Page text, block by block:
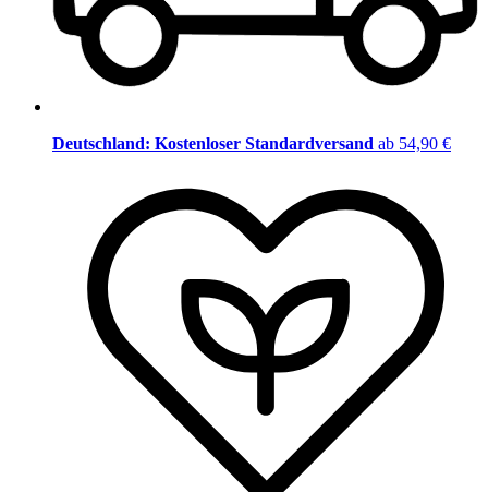
Deutschland: Kostenloser Standardversand ab 54,90 €